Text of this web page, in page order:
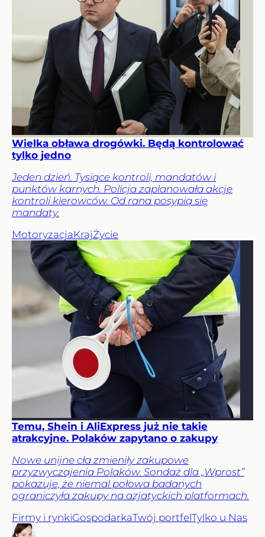
Wielka obława drogówki. Będą kontrolować
tylko jedno
Jeden dzień. Tysiące kontroli, mandatów i
punktów karnych. Policja zaplanowała akcję
kontroli kierowców. Od rana posypią się
mandaty.
MotoryzacjaKrajŻycie
Temu, Shein i AliExpress już nie takie
atrakcyjne. Polaków zapytano o zakupy
Nowe unijne cła zmieniły zakupowe
przyzwyczajenia Polaków. Sondaż dla „Wprost”
pokazuje, że niemal połowa badanych
ograniczyła zakupy na azjatyckich platformach.
Firmy i rynkiGospodarkaTwój portfelTylko u Nas